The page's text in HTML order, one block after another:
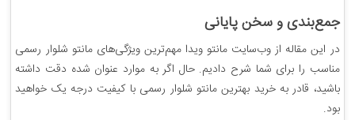
جمع‌بندی و سخن پایانی
در این مقاله از وب‌سایت مانتو ویدا مهم‌ترین ویژگی‌های مانتو شلوار رسمی
مناسب را برای شما شرح دادیم. حال اگر به موارد عنوان شده دقت داشته
باشید، قادر به خرید بهترین مانتو شلوار رسمی با کیفیت درجه یک خواهید
بود.